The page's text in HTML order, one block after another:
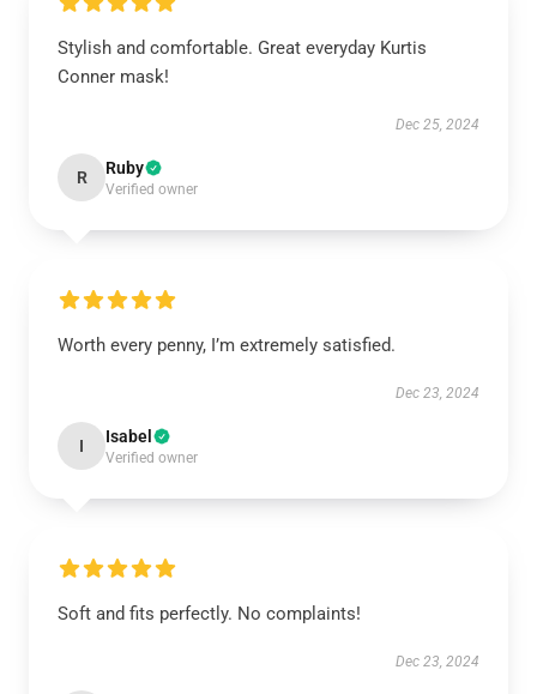
Stylish and comfortable. Great everyday Kurtis
Conner mask!
Dec 25, 2024
R Ruby
Verified owner
Worth every penny, I’m extremely satisfied.
Dec 23, 2024
I Isabel
Verified owner
Soft and fits perfectly. No complaints!
Dec 23, 2024